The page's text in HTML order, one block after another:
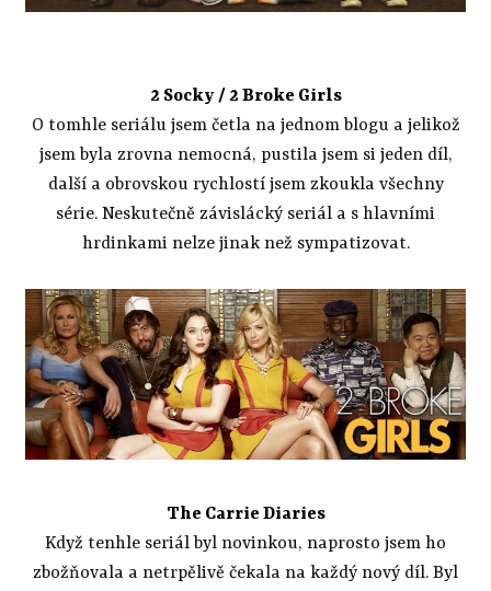
2 Socky / 2 Broke Girls
O tomhle seriálu jsem četla na jednom blogu a jelikož
jsem byla zrovna nemocná, pustila jsem si jeden díl,
další a obrovskou rychlostí jsem zkoukla všechny
série. Neskutečně závislácký seriál a s hlavními
hrdinkami nelze jinak než sympatizovat.
The Carrie Diaries
Když tenhle seriál byl novinkou, naprosto jsem ho
zbožňovala a netrpělivě čekala na každý nový díl. Byl